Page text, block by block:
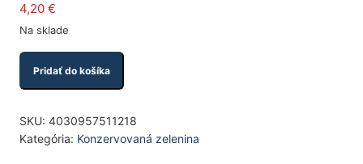
4,20 €
Na sklade
Množstvo produktu
Pridať do košíka
SKU: 4030957511218
Kategória: Konzervovaná zelenina